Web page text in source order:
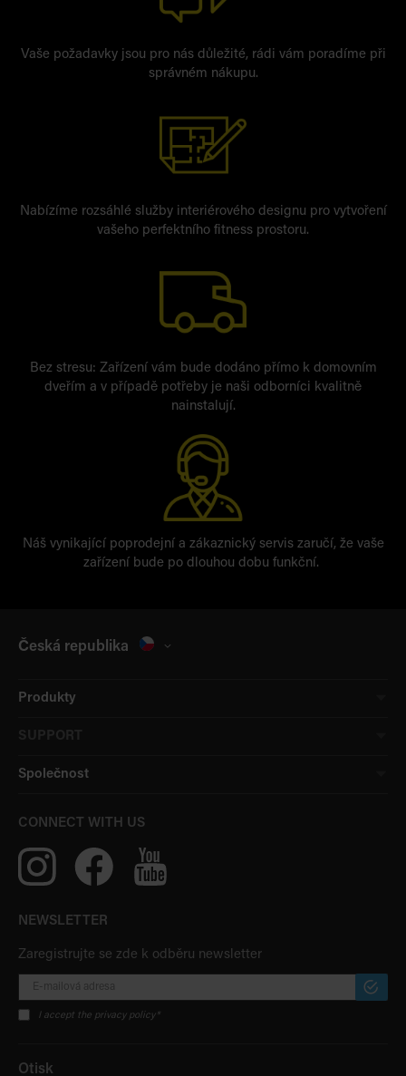
Vaše požadavky jsou pro nás důležité, rádi vám poradíme při
správném nákupu.
Nabízíme rozsáhlé služby interiérového designu pro vytvoření
vašeho perfektního fitness prostoru.
Bez stresu: Zařízení vám bude dodáno přímo k domovním
dveřím a v případě potřeby je naši odborníci kvalitně
nainstalují.
Náš vynikající poprodejní a zákaznický servis zaručí, že vaše
zařízení bude po dlouhou dobu funkční.
Česká republika
Produkty
Společnost
CONNECT WITH US
NEWSLETTER
Zaregistrujte se zde k odběru newsletter
I accept the privacy policy*
Otisk